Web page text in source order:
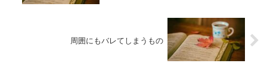
周囲にもバレてしまうもの